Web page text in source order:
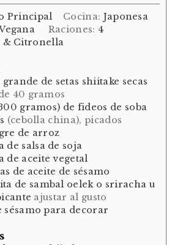
Principal Cocina: Japonesa
Raciones: 4
& Citronella
grande de setas shiitake secas
40 gramos
gramos) de fideos de soba
(cebolla china), picados
de arroz
de salsa de soja
de aceite vegetal
de aceite de sésamo
de sambal oelek o sriracha u
ajustar al gusto
sésamo para decorar